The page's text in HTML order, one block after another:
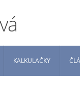
KALKULAČKY